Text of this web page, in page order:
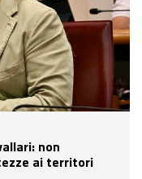
Servizio idrico,
rischio di